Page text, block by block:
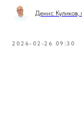
Денис
2026-02-26 09:30